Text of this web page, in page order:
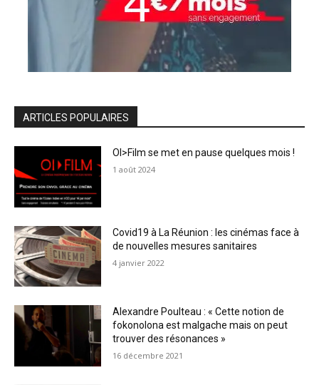
ARTICLES POPULAIRES
OI>Film se met en pause quelques mois !
1 août 2024
Covid19 à La Réunion : les cinémas face à
de nouvelles mesures sanitaires
4 janvier 2022
Alexandre Poulteau : « Cette notion de
fokonolona est malgache mais on peut
trouver des résonances »
16 décembre 2021